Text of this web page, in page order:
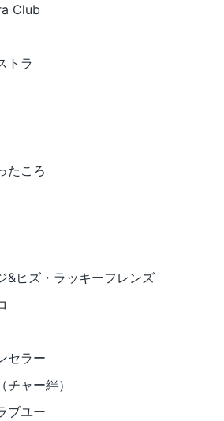
Club
トラ
たころ
&ヒズ・ラッキーフレンズ
セラー
ャー絆）
ブユー